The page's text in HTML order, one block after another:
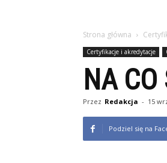
Strona główna
Certyfikacje i akredytacje
NA
Przez Redakcja - 15
Podziel się na